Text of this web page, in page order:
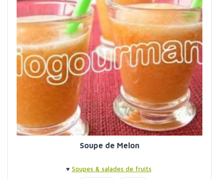
Soupe de Melon
♥ Soupes & salades de fruits